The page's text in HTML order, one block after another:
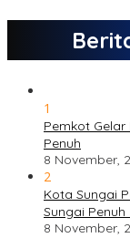
1
Pemkot Gelar
Penuh
8 November,
2
Kota Sungai
Sungai
8 November,